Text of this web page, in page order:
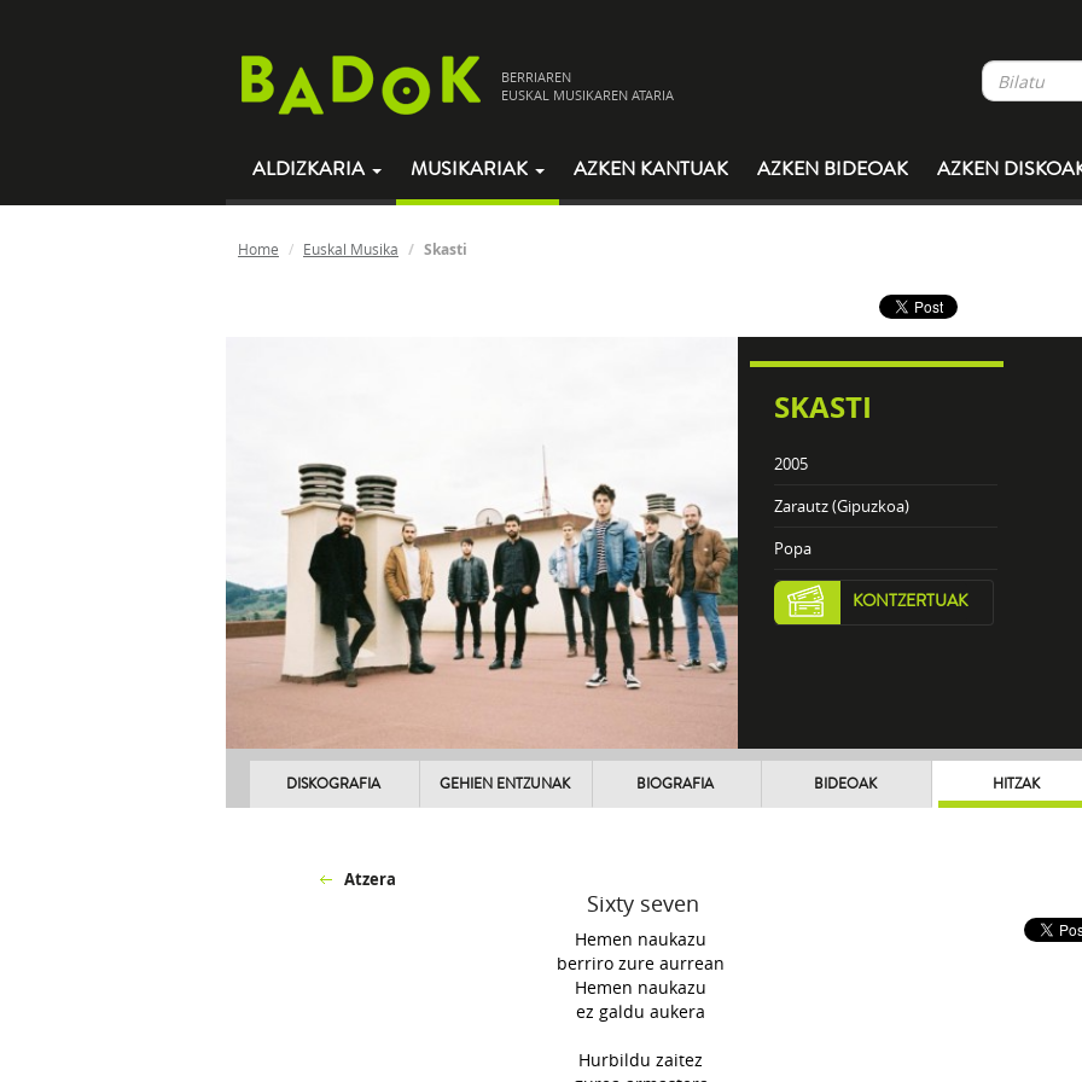
BERRIAREN
EUSKAL MUSIKAREN ATARIA
ALDIZKARIA MUSIKARIAK AZKEN KANTUAK AZKEN BIDEOAK AZKEN
Home Euskal Musika Skasti
SKASTI
2005
Zarautz (Gipuzkoa)
Popa
KONTZERTUAK
DISKOGRAFIA GEHIEN ENTZUNAK BIOGRAFIA BIDEOAK HITZAK
Atzera
Sixty seven
Hemen naukazu
berriro zure aurrean
Hemen naukazu
ez galdu aukera
Hurbildu zaitez